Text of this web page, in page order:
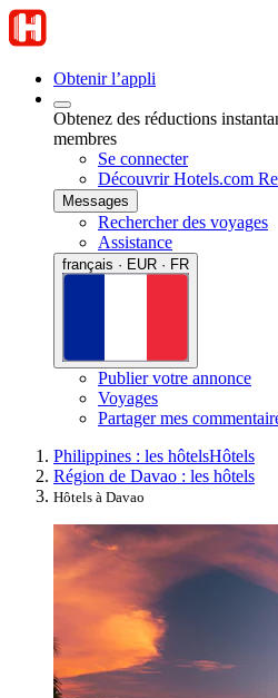
Obtenir l’appli
Obtenez des réductions
membres
Se connecter
Découvrir Hotels.com
Messages
Rechercher des voyages
Assistance
français · EUR · FR
Publier votre annonce
Voyages
Partager mes
Philippines : les hôtelsHôtels
Région de Davao : les hôtels
Hôtels à Davao